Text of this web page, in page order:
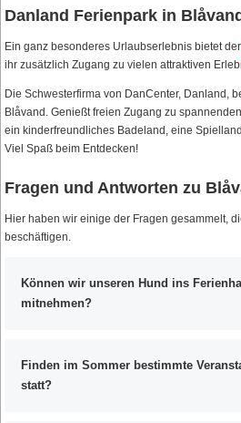
Danland Ferienpark in
Ein ganz besonderes Urlaubserlebnis bietet der
ihr zusätzlich Zugang zu vielen attraktiven
Die Schwesterfirma von DanCenter, Danland,
Blåvand. Genießt freien Zugang zu
ein kinderfreundliches Badeland, eine
Viel Spaß beim Entdecken!
Fragen und Antworten zu
Hier haben wir einige der Fragen gesammelt,
beschäftigen.
Können wir unseren Hund ins
mitnehmen?
Finden im Sommer bestimmte
statt?